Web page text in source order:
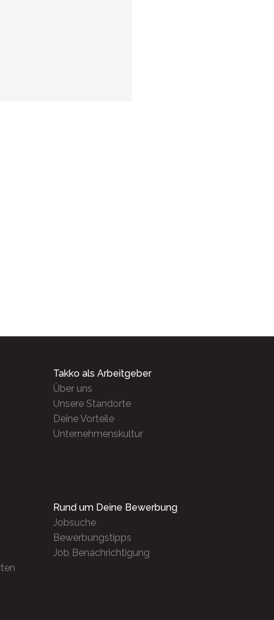
Takko als Arbeitgeber
Über uns
Unsere Standorte
Deine Vorteile
Unternehmenskultur
Rund um Deine Bewerbung
Jobsuche
Bewerbungstipps
Job Benachrichtigung